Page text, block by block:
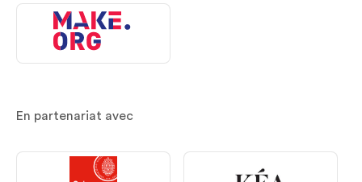
En partenariat avec